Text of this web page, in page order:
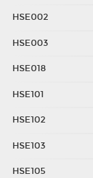
HSE002
HSE003
HSE018
HSE101
HSE102
HSE103
HSE105